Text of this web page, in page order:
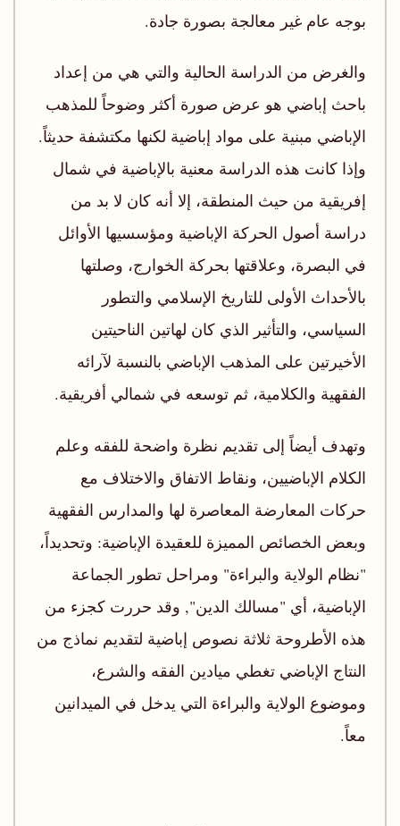
بوجه عام غير معالجة بصورة جادة.
والغرض من الدراسة الحالية والتي هي من إعداد
باحث إباضي هو عرض صورة أكثر وضوحاً للمذهب
الإباضي مبنية على مواد إباضية لكنها مكتشفة حديثاً.
وإذا كانت هذه الدراسة معنية بالإباضية في شمال
إفريقية من حيث المنطقة، إلا أنه كان لا بد من
دراسة أصول الحركة الإباضية ومؤسسيها الأوائل
في البصرة، وعلاقتها بحركة الخوارج، وصلتها
بالأحداث الأولى للتاريخ الإسلامي والتطور
السياسي، والتأثير الذي كان لهاتين الناحيتين
الأخيرتين على المذهب الإباضي بالنسبة لآرائه
الفقهية والكلامية، ثم توسعه في شمالي أفريقية.
وتهدف أيضاً إلى تقديم نظرة واضحة للفقه وعلم
الكلام الإباضيين، ونقاط الاتفاق والاختلاف مع
حركات المعارضة المعاصرة لها والمدارس الفقهية
وبعض الخصائص المميزة للعقيدة الإباضية: وتحديداً،
"نظام الولاية والبراءة" ومراحل تطور الجماعة
الإباضية، أي "مسالك الدين", وقد حررت كجزء من
هذه الأطروحة ثلاثة نصوص إباضية لتقديم نماذج من
النتاج الإباضي تغطي ميادين الفقه والشرع،
وموضوع الولاية والبراءة التي يدخل في الميدانين
معاً.